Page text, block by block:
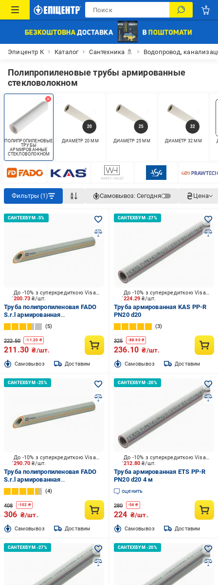
Эпицентр К Каталог Сантехника 🚿 Водопровод,
Полипропиленовые трубы армированные
стекловолокном
ПОЛИПРОПИЛЕНОВЫЕ
ТРУБЫ
АРМИРОВАННЫЕ
СТЕКЛОВОЛОКНОМ
ДИАМЕТР 20 ММ ДИАМЕТР 25 ММ ДИАМЕТР 32 ММ
Фильтры (1) Самовывоз: Сегодня Цена
200.73₴/шт.
До -10% з суперкредиткою Visa Вигода
Труба полипропиленовая FADO
S.r.l армированная
стекловолокном (PPR-FB-PPR)
PN-25 20х3,4 (2 м)
5
222.50 -11.20 ₴
211.30 ₴/шт.
Cамовывоз Доставим
224.29₴/шт.
До -10% з суперкредиткою Visa Вигода
Труба армированная KAS PP-R
PN20 d20
3
325 -88.90₴
236.10 ₴/шт.
Cамовывоз Доставим
290.70₴/шт.
До -10% з суперкредиткою Visa Вигода
Труба полипропиленовая FADO
S.r.l армированная
стекловолокном (PPR-FB-PPR)
PN-20 20х3,4 4м
4
408 -102 ₴
306 ₴/шт.
Cамовывоз Доставим
212.80₴/шт.
До -10% з суперкредиткою Visa Вигода
Труба армированная ETS PP-R
PN20 d20 4 м
оценить
280 -56 ₴
224 ₴/шт.
Cамовывоз Доставим